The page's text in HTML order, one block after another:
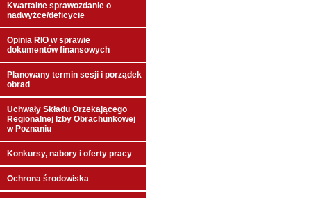
Kwartalne sprawozdanie o
nadwyżce/deficycie
Opinia RIO w sprawie
dokumentów finansowych
Planowany termin sesji i porządek
obrad
Uchwały Składu Orzekającego
Regionalnej Izby Obrachunkowej
w Poznaniu
Konkursy, nabory i oferty pracy
Ochrona środowiska